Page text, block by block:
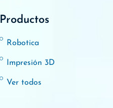
Productos
Robotica
Impresión 3D
Ver todos